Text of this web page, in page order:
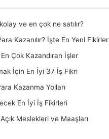
ve en çok ne satılır?
Kazanılır? İşte En Yeni Fikirler
Çok Kazandıran İşler
İçin En İyi 37 İş Fikri
Kazanma Yolları
En İyi İş Fikirleri
Meslekleri ve Maaşları